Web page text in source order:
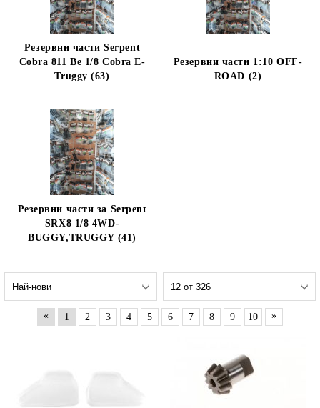
Резервни части Serpent
Cobra 811 Be 1/8 Cobra E-
Truggy (63)
Резервни части 1:10 OFF-
ROAD (2)
Резервни части за Serpent
SRX8 1/8 4WD-
BUGGY,TRUGGY (41)
« 1 2 3 4 5 6 7 8 9 10 »